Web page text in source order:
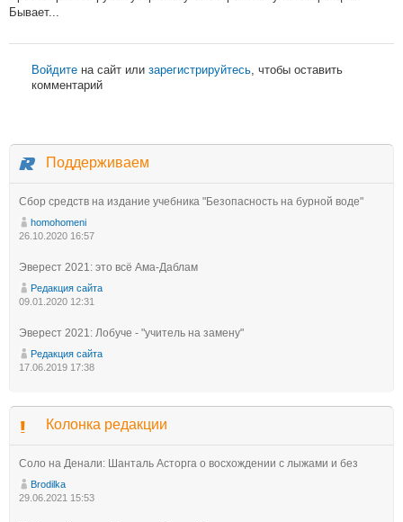
Бывает...
Войдите на сайт или зарегистрируйтесь, чтобы оставить
комментарий
Поддерживаем
Сбор средств на издание учебника "Безопасность на бурной воде"
homohomeni
26.10.2020 16:57
Эверест 2021: это всё Ама-Даблам
Редакция сайта
09.01.2020 12:31
Эверест 2021: Лобуче - "учитель на замену"
Редакция сайта
17.06.2019 17:38
Колонка редакции
Соло на Денали: Шанталь Асторга о восхождении с лыжами и без
Brodilka
29.06.2021 15:53